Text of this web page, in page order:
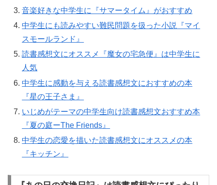
音楽好きな中学生に『サマータイム』がおすすめ
中学生にも読みやすい難民問題を扱った小説『マイ
スモールランド』
読書感想文にオススメ『魔女の宅急便』は中学生に
人気
中学生に感動を与える読書感想文におすすめの本
『星の王子さま』
いじめがテーマの中学生向け読書感想文おすすめ本
『夏の庭ーThe Friends』
中学生の恋愛を描いた読書感想文にオススメの本
『キッチン』